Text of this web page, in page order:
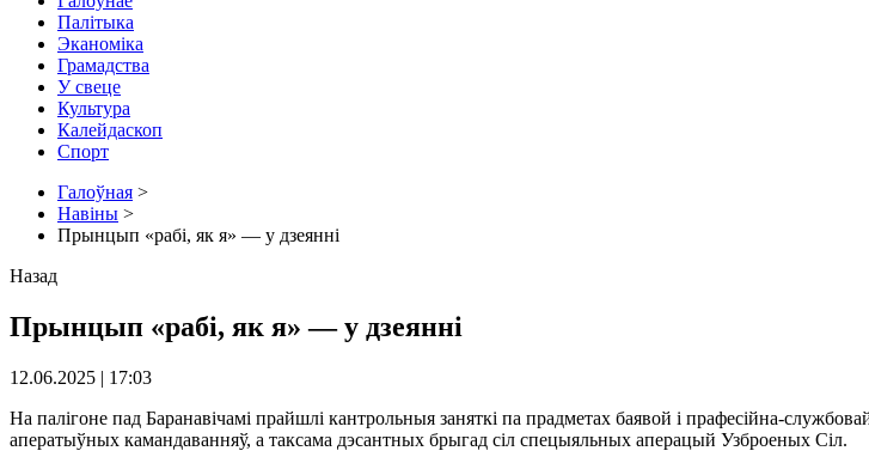
Палітыка
Эканоміка
Грамадства
У свеце
Культура
Калейдаскоп
Спорт
Галоўная >
Навіны >
Прынцып «рабі, як я» — у дзеянні
Назад
Прынцып «рабі, як я» — у дзеянні
12.06.2025 | 17:03
На палігоне пад Баранавічамі прайшлі кантрольныя заняткі па прадметах баявой і прафесійна-
аператыўных камандаванняў, а таксама дэсантных брыгад сіл спецыяльных аперацый Узброеных Сіл.